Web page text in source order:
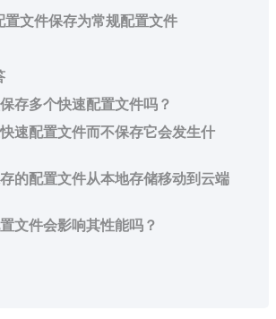
置文件保存为常规配置文件
存多个快速配置文件吗？
速配置文件而不保存它会发生什
的配置文件从本地存储移动到云端
文件会影响其性能吗？